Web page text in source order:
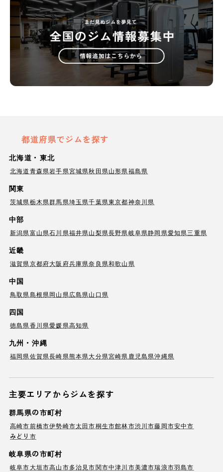
都道府県でジムを探す
北海道・東北
北海道青森県岩手県宮城県秋田県山形県福島県
関東
茨城県栃木県群馬県埼玉県千葉県東京都神奈川県
中部
新潟県富山県石川県福井県山梨県長野県岐阜県静岡県愛知県三重県
近畿
滋賀県京都府大阪府兵庫県奈良県和歌山県
中国
鳥取県島根県岡山県広島県山口県
四国
徳島県香川県愛媛県高知県
九州・沖縄
福岡県佐賀県長崎県熊本県大分県宮崎県鹿児島県沖縄県
主要エリアからジムを探す
群馬県の市町村
高崎市前橋市伊勢崎市太田市桐生市館林市渋川市藤岡市安中市
みどり市
岐阜県の市町村
岐阜市大垣市高山市多治見市関市中津川市美濃市瑞浪市羽島市